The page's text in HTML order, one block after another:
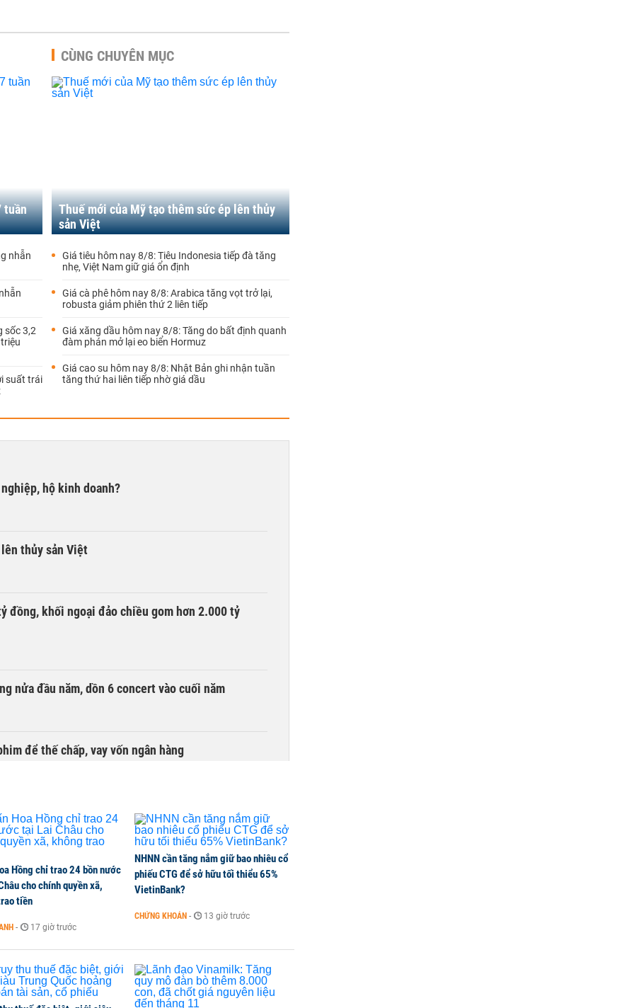
tuần
nhẫn
sốc 3,2
suất trái
CÙNG CHUYÊN MỤC
Thuế mới của Mỹ tạo thêm sức ép lên thủy
sản Việt
Giá tiêu hôm nay 8/8: Tiêu Indonesia tiếp đà tăng
nhẹ, Việt Nam giữ giá ổn định
Giá cà phê hôm nay 8/8: Arabica tăng vọt trở lại,
robusta giảm phiên thứ 2 liên tiếp
Giá xăng dầu hôm nay 8/8: Tăng do bất định quanh
đàm phán mở lại eo biển Hormuz
Giá cao su hôm nay 8/8: Nhật Bản ghi nhận tuần
tăng thứ hai liên tiếp nhờ giá dầu
hộ kinh doanh?
thủy sản Việt
đồng, khối ngoại đảo chiều gom hơn 2.000 tỷ
nửa đầu năm, dồn 6 concert vào cuối năm
để thế chấp, vay vốn ngân hàng
Hồng chỉ trao 24 bồn nước
cho chính quyền xã,
tiền
- 17 giờ trước
NHNN cần tăng nắm giữ bao nhiêu cổ
phiếu CTG để sở hữu tối thiểu 65%
VietinBank?
CHỨNG KHOÁN - 13 giờ trước